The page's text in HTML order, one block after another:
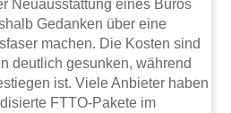
Neuausstattung eines Büros
Gedanken über eine
machen. Die Kosten sind
deutlich gesunken, während
ist. Viele Anbieter haben
FTTO-Pakete im